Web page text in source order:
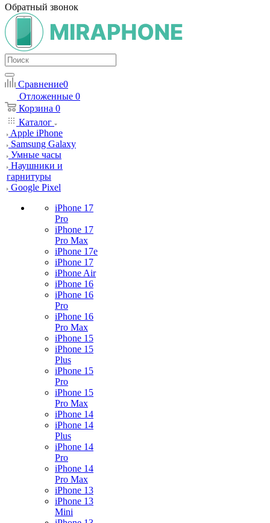
Обратный звонок
Сравнение0
Отложенные 0
Корзина 0
Каталог
Apple iPhone
Samsung Galaxy
Умные часы
Наушники и
гарнитуры
Google Pixel
iPhone 17
Pro
iPhone 17
Pro Max
iPhone 17e
iPhone 17
iPhone Air
iPhone 16
iPhone 16
Pro
iPhone 16
Pro Max
iPhone 15
iPhone 15
Plus
iPhone 15
Pro
iPhone 15
Pro Max
iPhone 14
iPhone 14
Plus
iPhone 14
Pro
iPhone 14
Pro Max
iPhone 13
iPhone 13
Mini